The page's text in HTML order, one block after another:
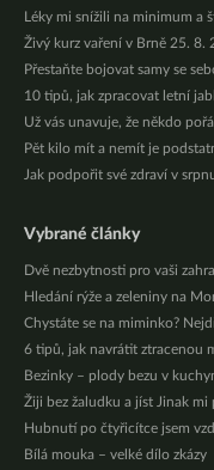
Léky mi snížili na minimum a
Živý kurz vaření v Brně 25. 8.
Přestaňte bojovat samy se
10 tipů, jak zpracovat letní
Už vás unavuje, že někdo
Pět kilo mít a nemít je
Jak podpořit své zdraví v
Vybrané články
Dvě nezbytnosti pro vaši
Hledání rýže a zeleniny na
Chystáte se na miminko?
6 tipů, jak navrátit ztracenou
Bezinky – plody bezu v
Žiji bez žaludku a jíst Jinak mi
Hubnutí po čtyřicítce jsem
Bílá mouka – velké dílo zkázy